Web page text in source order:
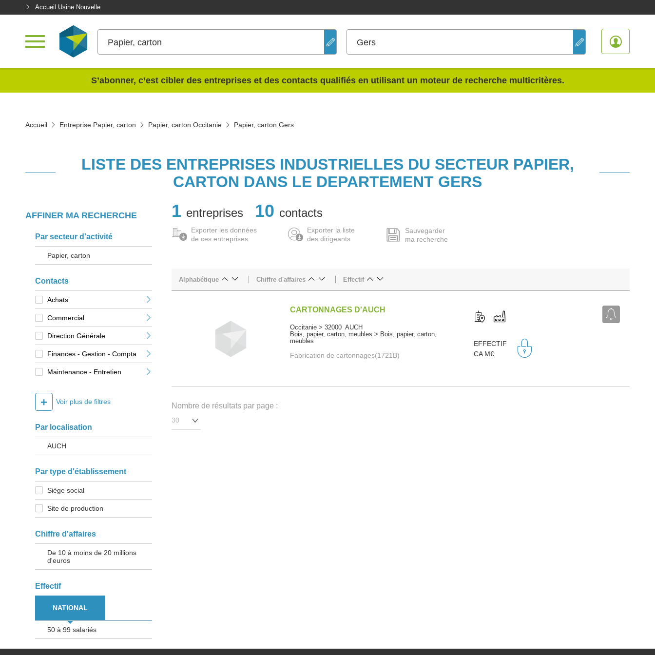
Accueil Usine Nouvelle
Papier, carton Gers
S’abonner, c’est cibler des entreprises et des contacts qualifiés en utilisant un moteur de recherche multicritères.
Accueil Entreprise Papier, carton Papier, carton Occitanie Papier, carton Gers
LISTE DES ENTREPRISES INDUSTRIELLES DU SECTEUR PAPIER,
CARTON DANS LE DEPARTEMENT GERS
AFFINER MA RECHERCHE
Par secteur d'activité
Papier, carton
Contacts
Achats
Commercial
Direction Générale
Finances - Gestion - Compta
Maintenance - Entretien
+ Voir plus de filtres
Par localisation
AUCH
Par type d'établissement
Siège social
Site de production
Chiffre d'affaires
De 10 à moins de 20 millions
d'euros
Effectif
NATIONAL
50 à 99 salariés
1 entreprises 10 contacts
Exporter les données
de ces entreprises
Exporter la liste
des dirigeants
Sauvegarder
ma recherche
Alphabétique Chiffre d'affaires Effectif
CARTONNAGES D'AUCH
Occitanie > 32000 AUCH
Bois, papier, carton, meubles > Bois, papier, carton,
meubles
Fabrication de cartonnages(1721B)
EFFECTIF
CA M€
Nombre de résultats par page :